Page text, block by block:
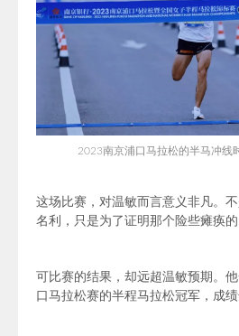
2023南京浦口马拉松的半马冲
这场比赛，对温敏而言意义非凡。
名利，只是为了证明那个险些瘫痪的
可比赛的结果，却远超温敏预期。
口马拉松赛的半程马拉松冠军，成